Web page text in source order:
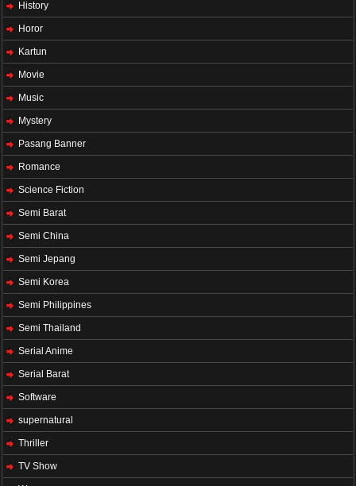
History
Horor
Kartun
Movie
Music
Mystery
Pasang Banner
Romance
Science Fiction
Semi Barat
Semi China
Semi Jepang
Semi Korea
Semi Philippines
Semi Thailand
Serial Anime
Serial Barat
Software
supernatural
Thriller
TV Show